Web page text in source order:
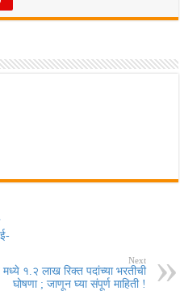
Next
मध्ये १.२ लाख रिक्त पदांच्या भरतीची
घोषणा ; जाणून घ्या संपूर्ण माहिती !